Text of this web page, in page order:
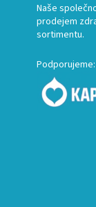
Naše
prodejem
sortimentu.
Podporujeme: